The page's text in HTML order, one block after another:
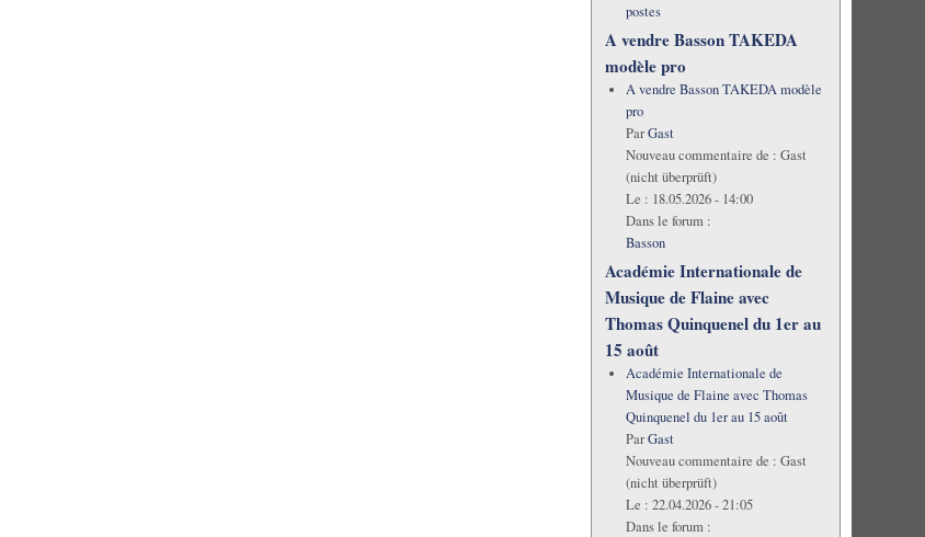
postes
A vendre Basson TAKEDA
modèle pro
A vendre Basson TAKEDA modèle
pro
ParGast
Nouveau commentaire de : Gast
(nicht überprüft)
Le : 18.05.2026 - 14:00
Dans le forum :
Basson
Académie Internationale de
Musique de Flaine avec
Thomas Quinquenel du 1er au
15 août
Académie Internationale de
Musique de Flaine avec Thomas
Quinquenel du 1er au 15 août
ParGast
Nouveau commentaire de : Gast
(nicht überprüft)
Le : 22.04.2026 - 21:05
Dans le forum :